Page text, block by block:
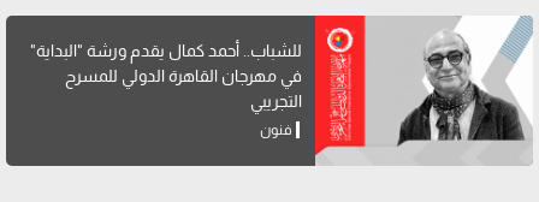
للشباب.. أحمد كمال يقدم ورشة "البداية"
في مهرجان القاهرة الدولي للمسرح
التجريبي
فنون